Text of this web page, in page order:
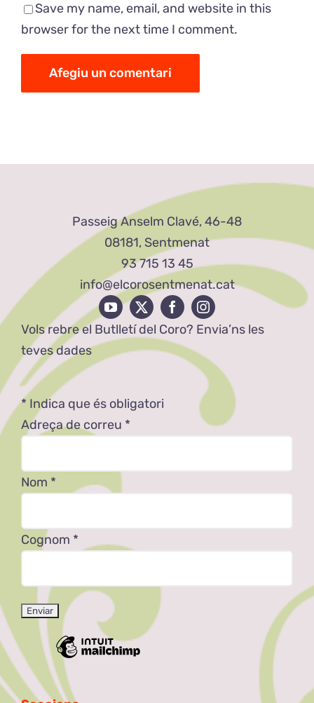
Save my name, email, and website in this
browser for the next time I comment.
Passeig Anselm Clavé, 46-48
08181, Sentmenat
93 715 13 45
info@elcorosentmenat.cat
Vols rebre el Butlletí del Coro? Envia’ns les
teves dades
* Indica que és obligatori
Adreça de correu *
Nom *
Cognom *